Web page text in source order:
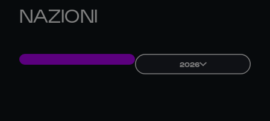
NAZIONI
2026